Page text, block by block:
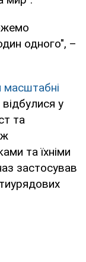
одного", –
масштабні
у
та
та їхніми
застосував